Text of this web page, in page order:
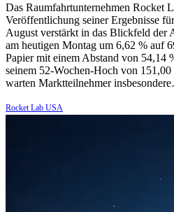
Das Raumfahrtunternehmen Rocket
Veröffentlichung seiner Ergebnisse
August verstärkt in das Blickfeld der
am heutigen Montag um 6,62 % auf
Papier mit einem Abstand von 54,14
seinem 52-Wochen-Hoch von
warten Marktteilnehmer
Rocket Lab USA